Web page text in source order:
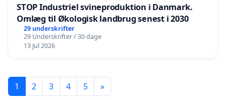
STOP Industriel svineproduktion i Danmark.
Omlæg til Økologisk landbrug senest i 2030
29 underskrifter
29 Underskrifter / 30 dage
13 Jul 2026
1 2 3 4 5 »